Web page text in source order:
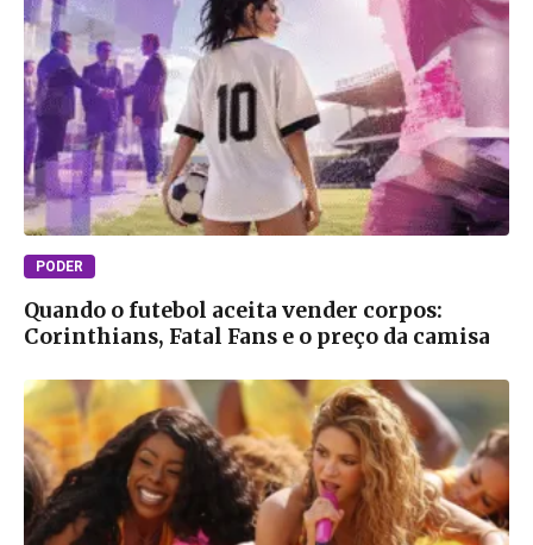
PODER
Quando o futebol aceita vender corpos:
Corinthians, Fatal Fans e o preço da camisa